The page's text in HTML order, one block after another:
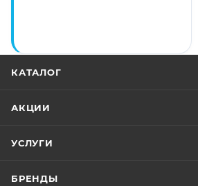
КАТАЛОГ
АКЦИИ
УСЛУГИ
БРЕНДЫ